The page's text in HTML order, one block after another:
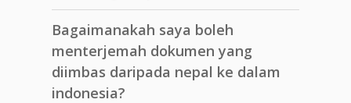
Bagaimanakah saya boleh
menterjemah dokumen yang
diimbas daripada nepal ke dalam
indonesia?